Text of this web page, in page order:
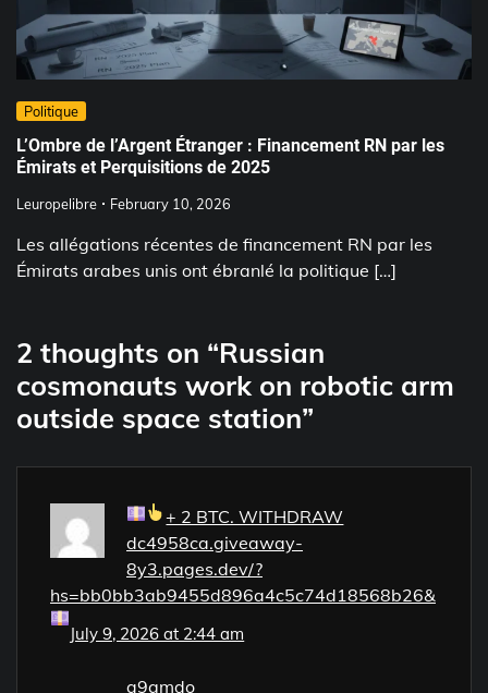
Politique
L’Ombre de l’Argent Étranger : Financement RN par les
Émirats et Perquisitions de 2025
Leuropelibre February 10, 2026
Les allégations récentes de financement RN par les
Émirats arabes unis ont ébranlé la politique […]
2 thoughts on “Russian
cosmonauts work on robotic arm
outside space station”
+ 2 BTC. WITHDRAW
dc4958ca.giveaway-
8y3.pages.dev/?
hs=bb0bb3ab9455d896a4c5c74d18568b26&
July 9, 2026 at 2:44 am
a9gmdo